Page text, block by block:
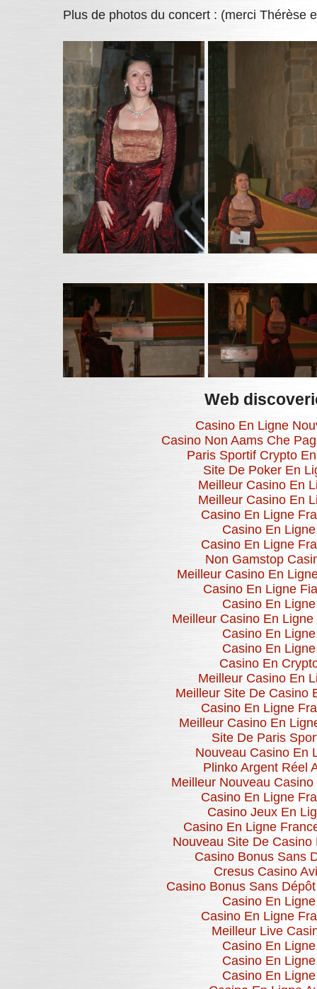
Plus de photos du concert : (merci Thérèse
Web
Casino En Ligne
Casino Non Aams Che
Paris Sportif Crypto
Site De Poker En
Meilleur Casino En
Meilleur Casino En
Casino En Ligne
Casino En Ligne
Casino En Ligne
Non Gamstop
Meilleur Casino En
Casino En Ligne
Casino En Ligne
Meilleur Casino En
Casino En Ligne
Casino En Ligne
Casino En
Meilleur Casino En
Meilleur Site De Casino
Casino En Ligne
Meilleur Casino En
Site De Paris
Nouveau Casino En
Plinko Argent Réel
Meilleur Nouveau Casino
Casino En Ligne
Casino Jeux En
Casino En Ligne
Nouveau Site De Casino
Casino Bonus Sans
Cresus Casino
Casino Bonus Sans
Casino En Ligne
Casino En Ligne
Meilleur Live
Casino En Ligne
Casino En Ligne
Casino En Ligne